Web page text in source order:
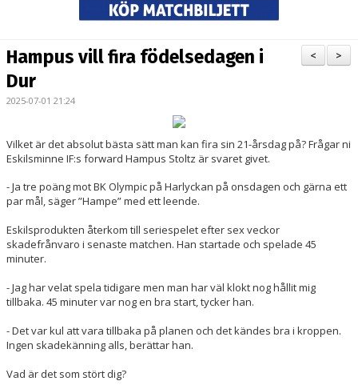
BILDGALLERI
KONTAKT
MATCHER
>
<
Hampus vill fira födelsedagen i
Dur
2025-07-01 21:24
Vilket är det absolut bästa sätt man kan fira sin 21-årsdag på? Frågar ni
Eskilsminne IF:s forward Hampus Stoltz är svaret givet.
- Ja tre poäng mot BK Olympic på Harlyckan på onsdagen och gärna ett
par mål, säger ”Hampe” med ett leende.
Eskilsprodukten återkom till seriespelet efter sex veckor
skadefrånvaro i senaste matchen. Han startade och spelade 45
minuter.
- Jag har velat spela tidigare men man har väl klokt nog hållit mig
tillbaka. 45 minuter var nog en bra start, tycker han.
- Det var kul att vara tillbaka på planen och det kändes bra i kroppen.
Ingen skadekänning alls, berättar han.
Vad är det som stört dig?